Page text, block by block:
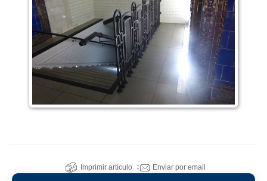
Imprimir artículo Enviar por email